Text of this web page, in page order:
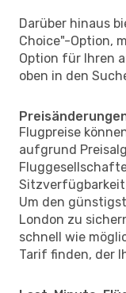
Darüber hinaus
Choice"-Option,
Option für Ihren
oben in den
Flugpreise
aufgrund
Um den
London zu
schnell wie
Tarif finden, der